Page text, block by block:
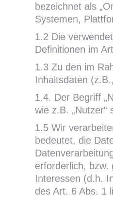
bezeichnet als
Systemen,
1.2 Die
Definitionen im
1.3 Zu den im
Inhaltsdaten
1.4. Der Begriff
wie z.B.
1.5 Wir
bedeutet, die
erforderlich, bzw.
Interessen (d.h.
des Art. 6 Abs. 1